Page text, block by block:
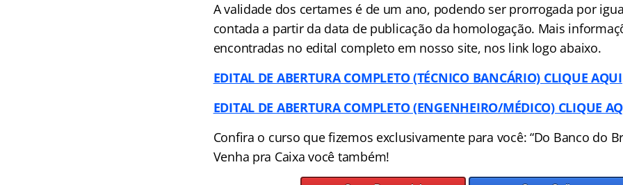
A validade dos certames é de um ano, podendo ser prorrogada por
contada a partir da data de publicação da homologação. Mais
encontradas no edital completo em nosso site, nos link logo abaixo.
EDITAL DE ABERTURA COMPLETO (TÉCNICO BANCÁRIO) CLIQUE AQUI
EDITAL DE ABERTURA COMPLETO (ENGENHEIRO/MÉDICO) CLIQUE
Confira o curso que fizemos exclusivamente para você: “Do Banco do
Venha pra Caixa você também!